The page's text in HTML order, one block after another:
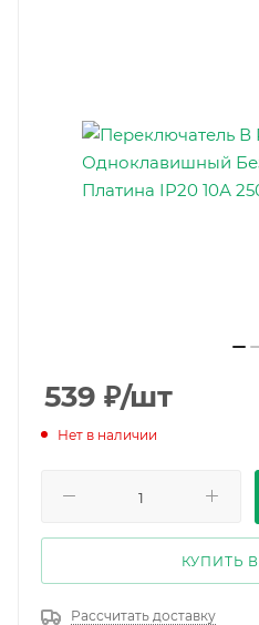
539 ₽/шт
Нет в наличии
КУПИТЬ
Рассчитать доставку